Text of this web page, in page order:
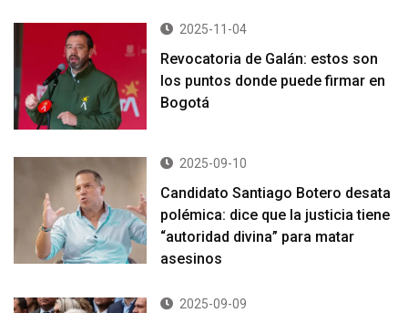
2025-11-04
Revocatoria de Galán: estos son
los puntos donde puede firmar en
Bogotá
2025-09-10
Candidato Santiago Botero desata
polémica: dice que la justicia tiene
“autoridad divina” para matar
asesinos
2025-09-09